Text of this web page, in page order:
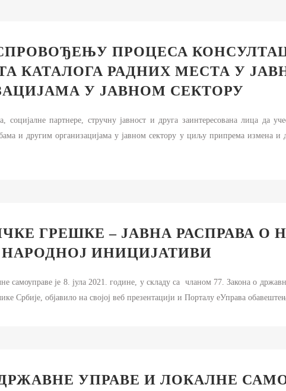
ПРОЦЕСА
КАТАЛОГА РАДНИХ МЕСТА У
У ЈАВНОМ СЕКТОРУ
партнере, стручну јавност и друга заинтересована лица да
и другим организацијама у јавном сектору у циљу припрема измена и
ГРЕШКЕ – ЈАВНА РАСПРАВА О
ИНИЦИЈАТИВИ
самоуправе је 8. јула 2021. године, у складу са чланом 77. Закона о
Србије, објавило на својој веб презентацији и Порталу еУправа
УПРАВЕ И ЛОКАЛНЕ